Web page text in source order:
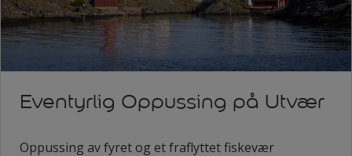
Eventyrlig Oppussing på Utvær
Oppussing av fyret og et fraflyttet fiskevær